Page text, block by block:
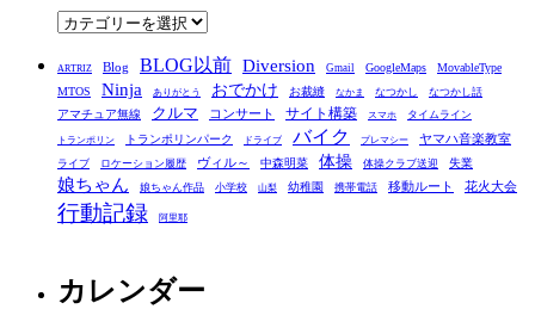
ブ
カ
ゴ
リ
ー
ARTRIZ Blog BLOG以前 Diversion Gmail GoogleMaps
MovableType
MTOS
Ninja ありがとう おでかけ お裁縫 なかま なつかし なつかし話
アマチュア無線 クルマ コンサート サイト構築 スマホ タイムライン
トランポリン トランポリンパーク ドライブ バイク プレマシー ヤマハ音楽教室
ライブ ロケーション履歴 ヴィル～ 中森明菜 体操 体操クラブ送迎 失業
娘ちゃん 娘ちゃん作品 小学校 山梨 幼稚園 携帯電話 移動ルート 花火大会
行動記録 阿里耶
カレンダー